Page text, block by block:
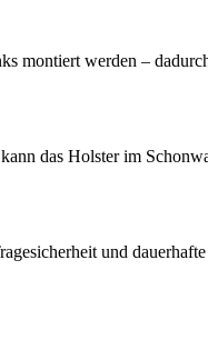
montiert werden –
das Holster im
und